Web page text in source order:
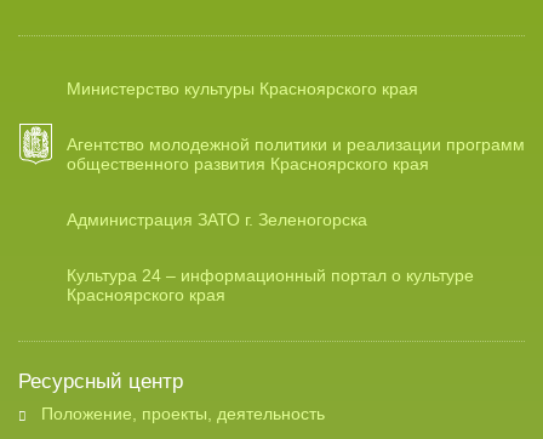
Министерство культуры Красноярского края
Агентство молодежной политики и реализации программ
общественного развития Красноярского края
Администрация ЗАТО г. Зеленогорска
Культура 24 – информационный портал о культуре
Красноярского края
Ресурсный центр
Положение, проекты, деятельность